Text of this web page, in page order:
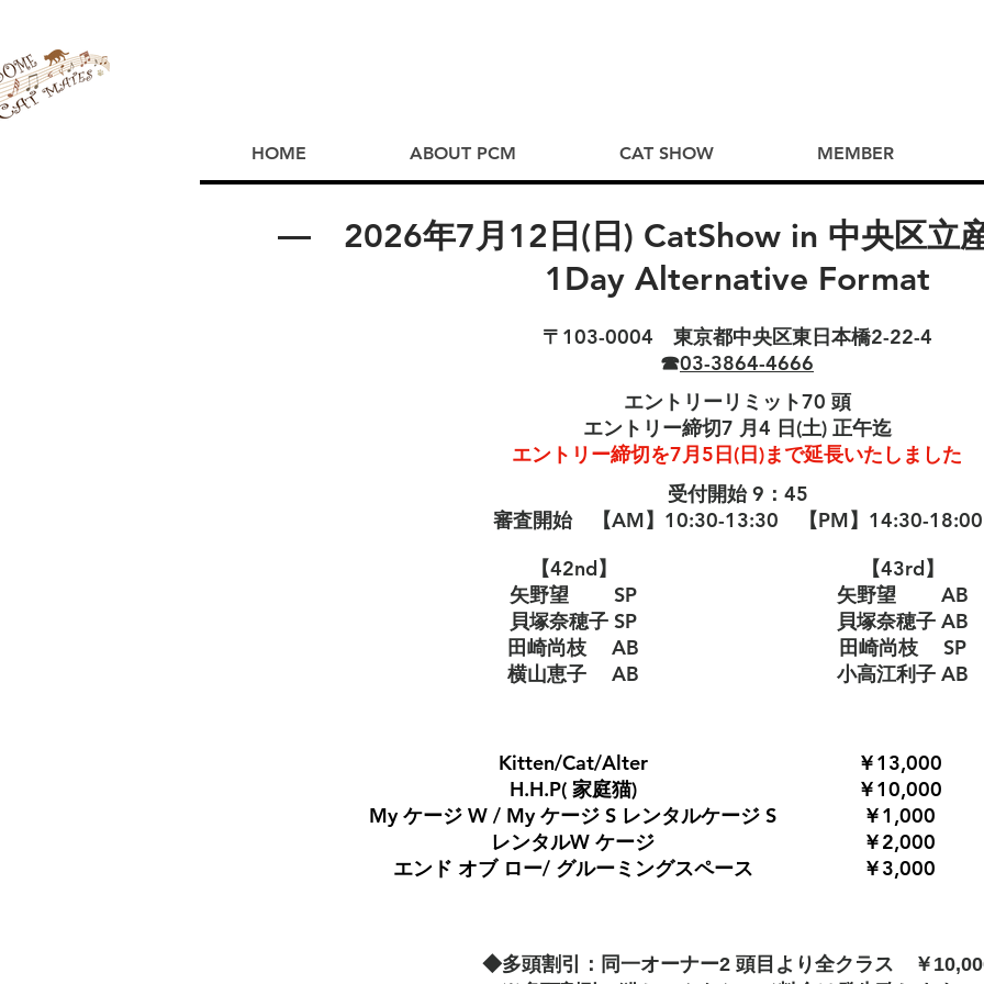
HOME ABOUT PCM CAT SHOW MEMBER
― 2026年7月12日(日) CatShow in 中央区
1Day Alternative Format
〒103-0004 東京都中央区東日本橋2-22-4
☎03-3864-4666
エントリーリミット70 頭
エントリー締切7 月4 日(土) 正午迄
エントリー締切を7月5日(日)まで延長いたしました
受付開始 9：45
審査開始 【AM】10:30-13:30 【PM】14:30-18:00
【42nd】
矢野望 SP
貝塚奈穂子 SP
田崎尚枝 AB
横山恵子 AB
【43rd】
矢野望 AB
貝塚奈穂子 AB
田崎尚枝 SP
小高江利子 AB
Kitten/Cat/Alter
H.H.P( 家庭猫)
My ケージ W / My ケージ S レンタルケージ S
レンタルW ケージ
エンド オブ ロー/ グルーミングスペース
￥13,000
￥10,000
￥1,000
￥2,000
￥3,000
◆多頭割引：同一オーナー2 頭目より全クラス ￥